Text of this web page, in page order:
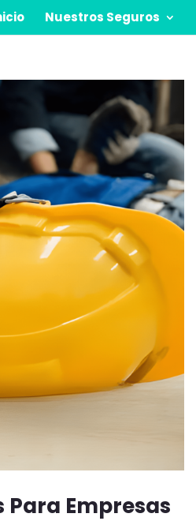
Nuestros Seguros
Para Empresas